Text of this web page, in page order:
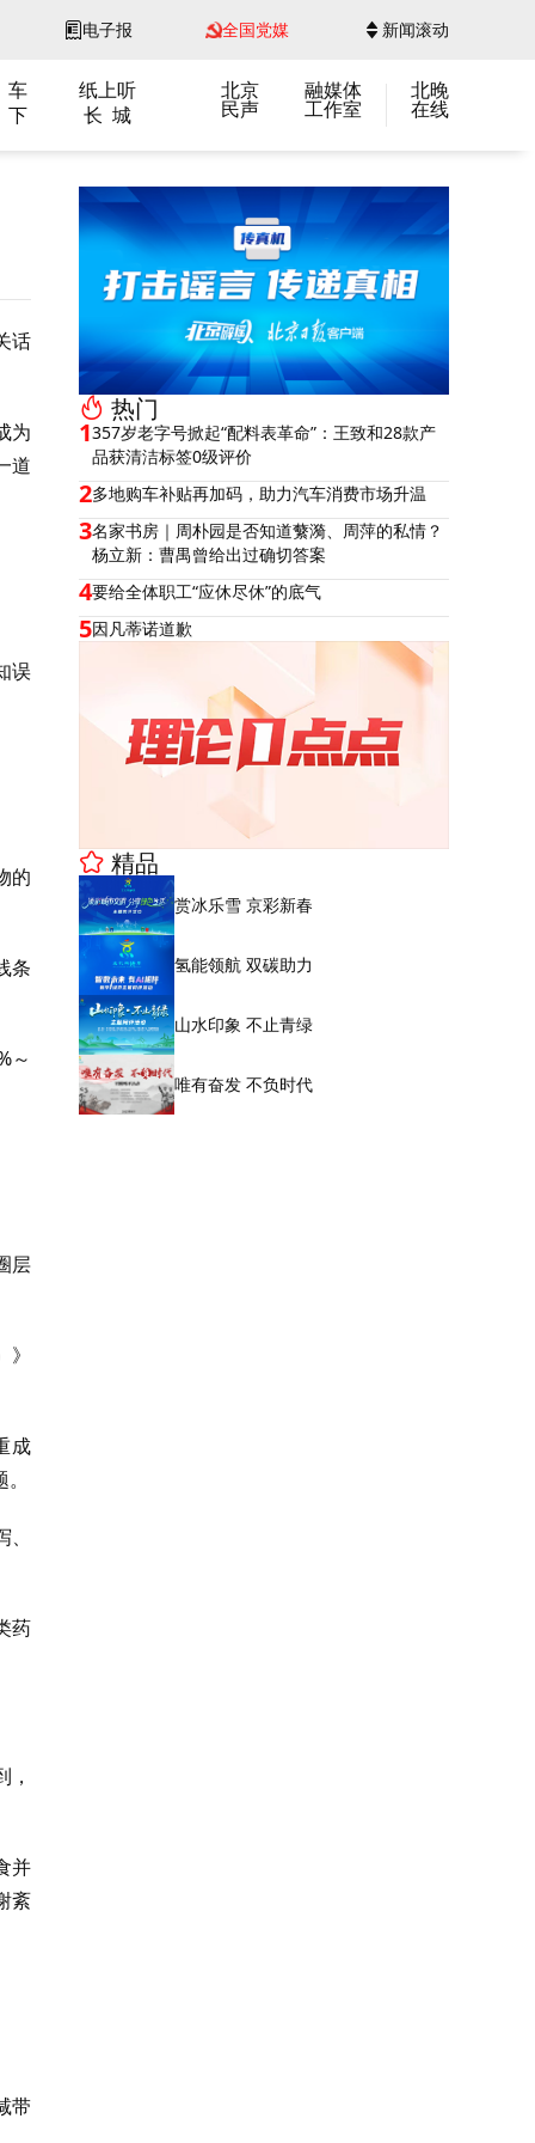
电子报 全国党媒 新闻滚动
车
纸上听
下 长 城
北京
民声
融媒体
工作室
北晚
在线
话
为
道
误
的
条
～
层
成
药
并
紊
带
热门
1357岁老字号掀起“配料表革命”：王致和28款产
品获清洁标签0级评价
2多地购车补贴再加码，助力汽车消费市场升温
3名家书房｜周朴园是否知道蘩漪、周萍的私情？
杨立新：曹禺曾给出过确切答案
4要给全体职工“应休尽休”的底气
5因凡蒂诺道歉
精品
赏冰乐雪 京彩新春
氢能领航 双碳助力
山水印象 不止青绿
唯有奋发 不负时代